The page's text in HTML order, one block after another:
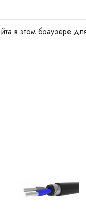
в этом браузере